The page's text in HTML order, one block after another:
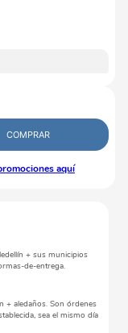
COMPRAR
aquí
+ sus municipios
de-entrega.
+ aledaños. Son órdenes
sea el mismo día